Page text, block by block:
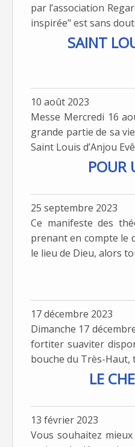
par l’association
inspirée" est sans
SAINT
10 août 2023
Messe Mercredi 16
grande partie de sa
Saint Louis d’Anjou
POUR
25 septembre 2023
Ce manifeste des
prenant en compte le
le lieu de Dieu, alors
17 décembre 2023
Dimanche 17
fortiter suaviter
bouche du Très-Haut,
LE
13 février 2023
Vous souhaitez